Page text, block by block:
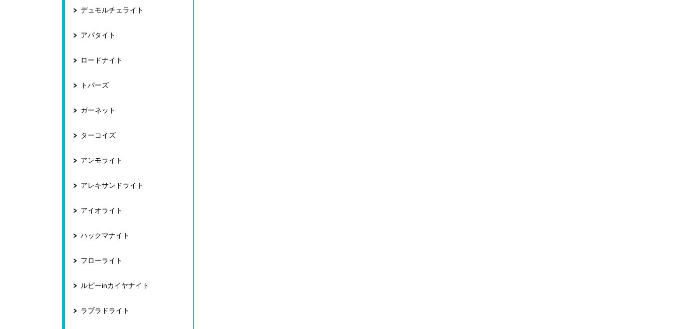
デュモルチェライト
アパタイト
ロードナイト
トパーズ
ガーネット
ターコイズ
アンモライト
アレキサンドライト
アイオライト
ハックマナイト
フローライト
ルビーinカイヤナイト
ラブラドライト